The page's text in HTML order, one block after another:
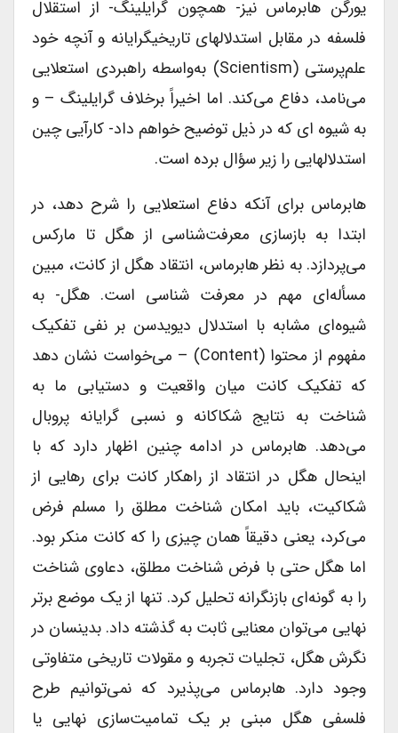
یورگن هابرماس نیز- همچون گرایلینگ- از استقلال
فلسفه در مقابل استدلالهای تاریخیگرایانه و آنچه خود
علم‌پرستی (scientism) به‌واسطه راهبردی استعلایی
می‌نامد، دفاع می‌کند. اما اخیراً برخلاف گرایلینگ – و
به شیوه ای که در ذیل توضیح خواهم داد- کارآیی چین
استدلالهایی را زیر سؤال برده است.
هابرماس برای آنکه دفاع استعلایی را شرح دهد، در
ابتدا به بازسازی معرفت‌شناسی از هگل تا مارکس
می‌پردازد. به نظر هابرماس، انتقاد هگل از کانت، مبین
مسأله‌ای مهم در معرفت شناسی است. هگل- به
شیوه‌ای مشابه با استدلال دیویدسن بر نفی تفکیک
مفهوم از محتوا (content) – می‌خواست نشان دهد
که تفکیک کانت میان واقعیت و دستیابی ما به
شناخت به نتایج شکاکانه و نسبی گرایانه پروبال
می‌دهد. هابرماس در ادامه چنین اظهار دارد که با
اینحال هگل در انتقاد از راهکار کانت برای رهایی از
شکاکیت، باید امکان شناخت مطلق را مسلم فرض
می‌کرد، یعنی دقیقاً همان چیزی را که کانت منکر بود.
اما هگل حتی با فرض شناخت مطلق، دعاوی شناخت
را به گونه‌ای بازنگرانه تحلیل کرد. تنها از یک موضع برتر
نهایی می‌توان معنایی ثابت به گذشته داد. بدینسان در
نگرش هگل، تجلیات تجربه و مقولات تاریخی متفاوتی
وجود دارد. هابرماس می‌پذیرد که نمی‌توانیم طرح
فلسفی هگل مبنی بر یک تمامیت‌سازی نهایی یا